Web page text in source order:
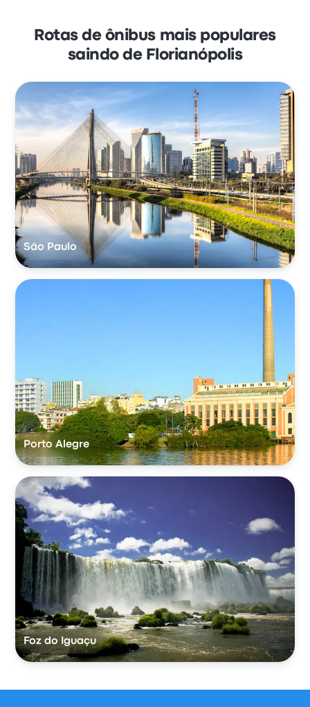
Rotas de ônibus mais populares
saindo de Florianópolis
São Paulo
Porto Alegre
Foz do Iguaçu